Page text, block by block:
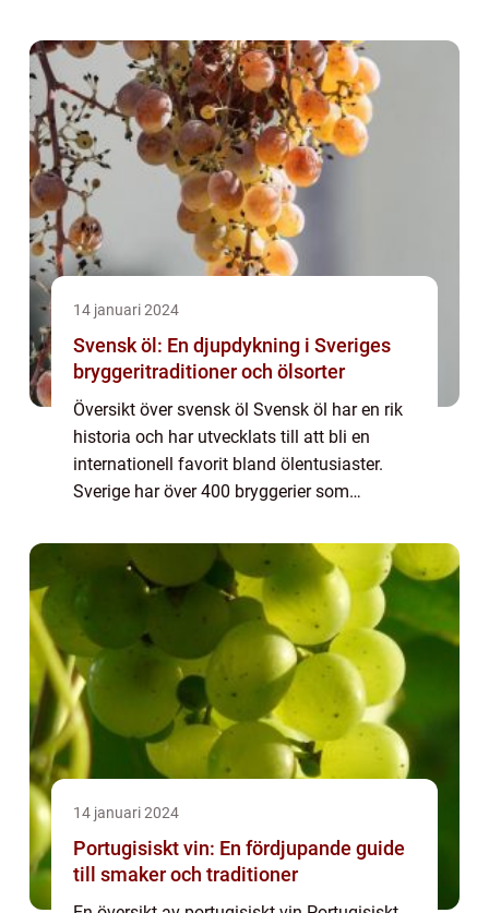
utvecklas och förbättras. I denna artikel
kommer vi at...
14 januari 2024
Svensk öl: En djupdykning i Sveriges
bryggeritraditioner och ölsorter
Översikt över svensk öl Svensk öl har en rik
historia och har utvecklats till att bli en
internationell favorit bland ölentusiaster.
Sverige har över 400 bryggerier som
dynamisk och varierad bryggeriscen...
14 januari 2024
Portugisiskt vin: En fördjupande guide
till smaker och traditioner